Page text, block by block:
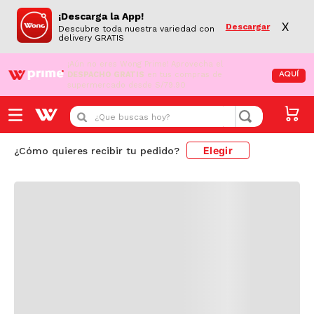
¡Descarga la App!
Descubre toda nuestra variedad con
delivery GRATIS
Descargar X
¡Aún no eres Wong Prime! Aprovecha el
DESPACHO GRATIS en tus compras de
supermercado desde S/79.90
AQUÍ
¿Que buscas hoy?
¿Cómo quieres recibir tu pedido? Elegir
Cargando comentarios...